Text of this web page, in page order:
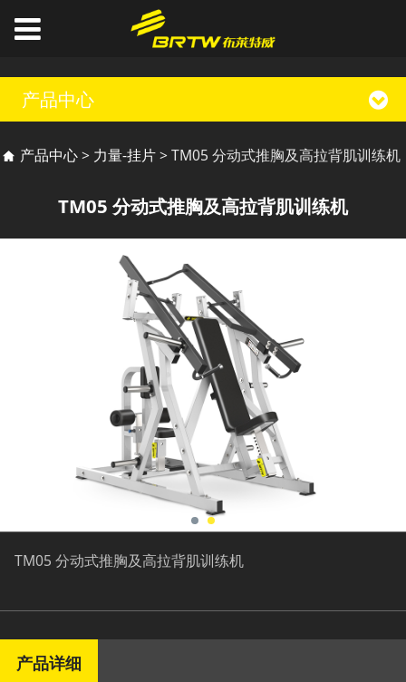
产品中心
TM05 分动式推胸及高
拉背肌训练机
产品中心> 力量-挂片>TM05 分动式推胸及高拉背肌训练机
TM05 分动式推胸及高拉背肌训练机
TM05 分动式推胸及高拉背肌训练机
产品详细